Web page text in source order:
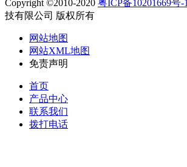
Copyright ©2010-2020 粤ICP备10201669号-1
技有限公司 版权所有
网站地图
网站XML地图
免责声明
首页
产品中心
联系我们
拨打电话